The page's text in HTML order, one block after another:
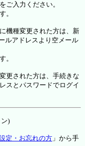
ご入力ください。
。
機種変更された方は、新
ルアドレスより空メール
。
更された方は、手続きな
スとパスワードでログイ
)
定・お忘れの方 」から手